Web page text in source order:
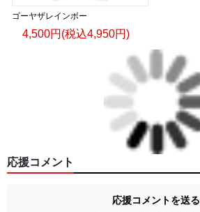
ゴーヤザレインボー
4,500円(税込4,950円)
応援コメント
応援コメントを送る